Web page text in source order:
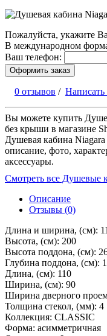
Пожалуйста, укажите
В международном
Ваш телефон:
Оформить заказ
0 отзывов / Написать
Вы можете купить
без крыши в магазине
Душевая кабина
описание, фото,
аксессуары.
Смотреть все Душевые
Описание
Отзывы (0)
Длина и ширина, (см):
Высота, (см): 200
Высота поддона, (см):
Глубина поддона, (см):
Длина, (см): 110
Ширина, (см): 90
Ширина дверного
Толщина стекол, (мм): 4
Коллекция: CLASSIC
Форма: асимметричная